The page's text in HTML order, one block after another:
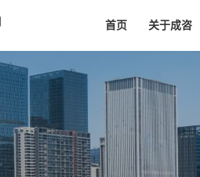
首页 关于成咨